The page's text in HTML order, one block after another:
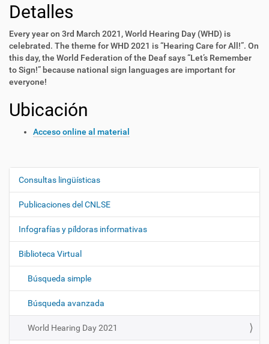
Detalles
Every year on 3rd March 2021, World Hearing Day (WHD) is
celebrated. The theme for WHD 2021 is “Hearing Care for All!”. On
this day, the World Federation of the Deaf says “Let’s Remember
to Sign!” because national sign languages are important for
everyone!
Ubicación
Acceso online al material
N
e
g
a
i
n
Consultas lingüísticas
Publicaciones del CNLSE
Infografías y píldoras informativas
Biblioteca Virtual
Búsqueda simple
Búsqueda avanzada
World Hearing Day 2021